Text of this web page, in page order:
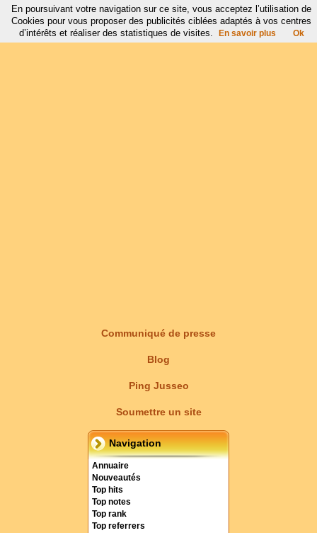
Communiqué de presse
Blog
Ping Jusseo
Soumettre un site
Navigation
Annuaire
Nouveautés
Top hits
Top notes
Top rank
Top referrers
En poursuivant votre navigation sur ce site, vous acceptez l’utilisation de
Cookies pour vous proposer des publicités ciblées adaptés à vos centres
d’intérêts et réaliser des statistiques de visites.
En savoir plus Ok